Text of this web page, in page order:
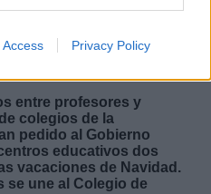
Access Privacy Policy
no podrán
petición de los
entre profesores y
colegios de la
pedido al Gobierno
educativos dos
vacaciones de Navidad.
se une al Colegio de